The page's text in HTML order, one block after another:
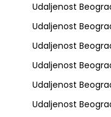
Udaljenost
Udaljenost
Udaljenost
Udaljenost
Udaljenost
Udaljenost